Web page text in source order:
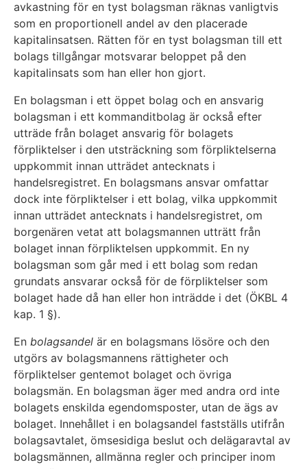
avkastning för en tyst bolagsman räknas vanligtvis
som en proportionell andel av den placerade
kapitalinsatsen. Rätten för en tyst bolagsman till ett
bolags tillgångar motsvarar beloppet på den
kapitalinsats som han eller hon gjort.
En bolagsman i ett öppet bolag och en ansvarig
bolagsman i ett kommanditbolag är också efter
utträde från bolaget ansvarig för bolagets
förpliktelser i den utsträckning som förpliktelserna
uppkommit innan utträdet antecknats i
handelsregistret. En bolagsmans ansvar omfattar
dock inte förpliktelser i ett bolag, vilka uppkommit
innan utträdet antecknats i handelsregistret, om
borgenären vetat att bolagsmannen utträtt från
bolaget innan förpliktelsen uppkommit. En ny
bolagsman som går med i ett bolag som redan
grundats ansvarar också för de förpliktelser som
bolaget hade då han eller hon inträdde i det (ÖKBL 4
kap. 1 §).
En bolagsandel är en bolagsmans lösöre och den
utgörs av bolagsmannens rättigheter och
förpliktelser gentemot bolaget och övriga
bolagsmän. En bolagsman äger med andra ord inte
bolagets enskilda egendomsposter, utan de ägs av
bolaget. Innehållet i en bolagsandel fastställs utifrån
bolagsavtalet, ömsesidiga beslut och delägaravtal av
bolagsmännen, allmänna regler och principer inom